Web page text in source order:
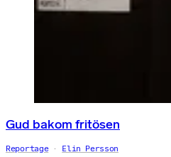
Gud bakom fritösen
Reportage Elin Persson